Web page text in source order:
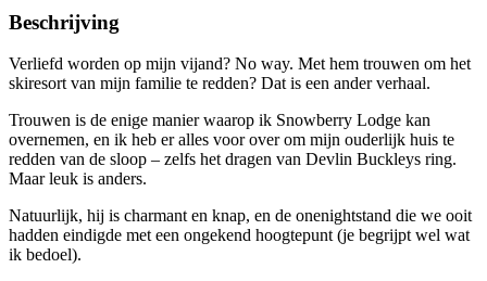
Beschrijving
Verliefd worden op mijn vijand? No way. Met hem trouwen om het
skiresort van mijn familie te redden? Dat is een ander verhaal.
Trouwen is de enige manier waarop ik Snowberry Lodge kan
overnemen, en ik heb er alles voor over om mijn ouderlijk huis te
redden van de sloop – zelfs het dragen van Devlin Buckleys ring.
Maar leuk is anders.
Natuurlijk, hij is charmant en knap, en de onenightstand die we ooit
hadden eindigde met een ongekend hoogtepunt (je begrijpt wel wat
ik bedoel).